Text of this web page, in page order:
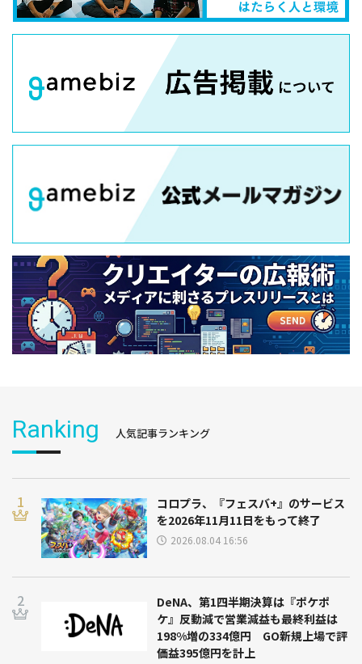
Ranking 人気記事ランキング
コロプラ、『フェスバ+』のサービス
を2026年11月11日をもって終了
2026.08.04 16:56
DeNA、第1四半期決算は『ポケポ
ケ』反動減で営業減益も最終利益は
198%増の334億円 GO新規上場で評
価益395億円を計上